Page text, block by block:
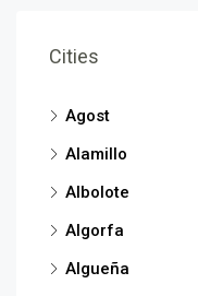
Cities
Agost
Alamillo
Albolote
Algorfa
Algueña